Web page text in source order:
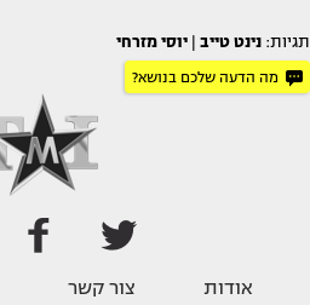
תגיות: נינט טייב יוסי מזרחי
מה הדעה שלכם בנושא?
אודות צור קשר